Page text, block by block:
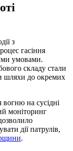
з
гасіння
умовами.
складу стали
шляхи до окремих
на сусідні
моніторинг
дії патрулів,
.